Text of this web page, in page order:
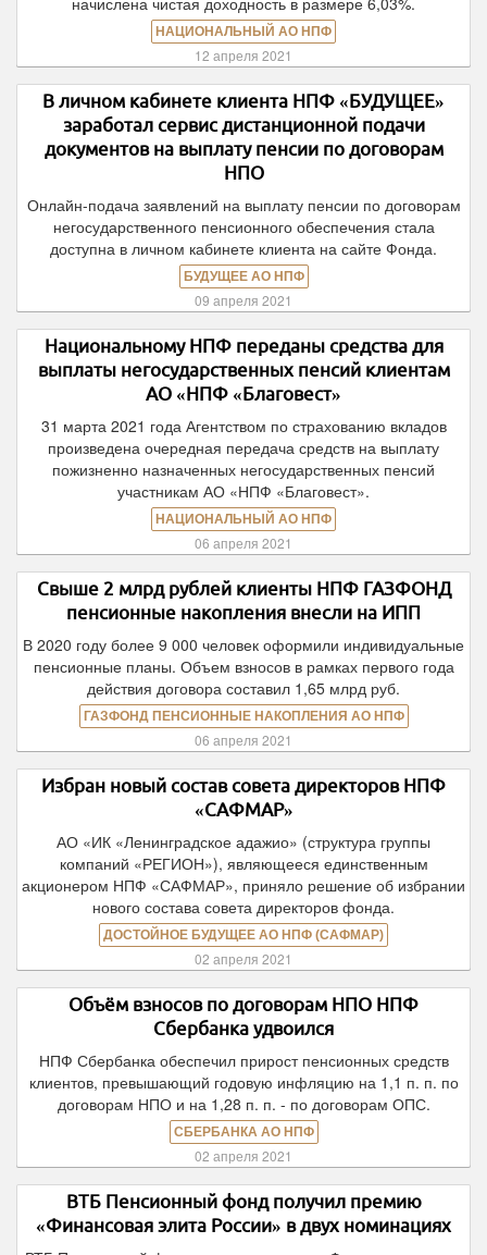
НАЦИОНАЛЬНЫЙ АО НПФ
12 апреля 2021
В личном кабинете клиента НПФ «БУДУЩЕЕ»
заработал сервис дистанционной подачи
документов на выплату пенсии по договорам
НПО
Онлайн-подача заявлений на выплату пенсии по договорам
негосударственного пенсионного обеспечения стала
доступна в личном кабинете клиента на сайте Фонда.
БУДУЩЕЕ АО НПФ
09 апреля 2021
Национальному НПФ переданы средства для
выплаты негосударственных пенсий клиентам
АО «НПФ «Благовест»
31 марта 2021 года Агентством по страхованию вкладов
произведена очередная передача средств на выплату
пожизненно назначенных негосударственных пенсий
участникам АО «НПФ «Благовест».
НАЦИОНАЛЬНЫЙ АО НПФ
06 апреля 2021
Свыше 2 млрд рублей клиенты НПФ ГАЗФОНД
пенсионные накопления внесли на ИПП
В 2020 году более 9 000 человек оформили индивидуальные
пенсионные планы. Объем взносов в рамках первого года
действия договора составил 1,65 млрд руб.
ГАЗФОНД ПЕНСИОННЫЕ НАКОПЛЕНИЯ АО НПФ
06 апреля 2021
Избран новый состав совета директоров НПФ
«САФМАР»
АО «ИК «Ленинградское адажио» (структура группы
компаний «РЕГИОН»), являющееся единственным
акционером НПФ «САФМАР», приняло решение об избрании
нового состава совета директоров фонда.
ДОСТОЙНОЕ БУДУЩЕЕ АО НПФ (САФМАР)
02 апреля 2021
Объём взносов по договорам НПО НПФ
Сбербанка удвоился
НПФ Сбербанка обеспечил прирост пенсионных средств
клиентов, превышающий годовую инфляцию на 1,1 п. п. по
договорам НПО и на 1,28 п. п. - по договорам ОПС.
СБЕРБАНКА АО НПФ
02 апреля 2021
ВТБ Пенсионный фонд получил премию
«Финансовая элита России» в двух номинациях